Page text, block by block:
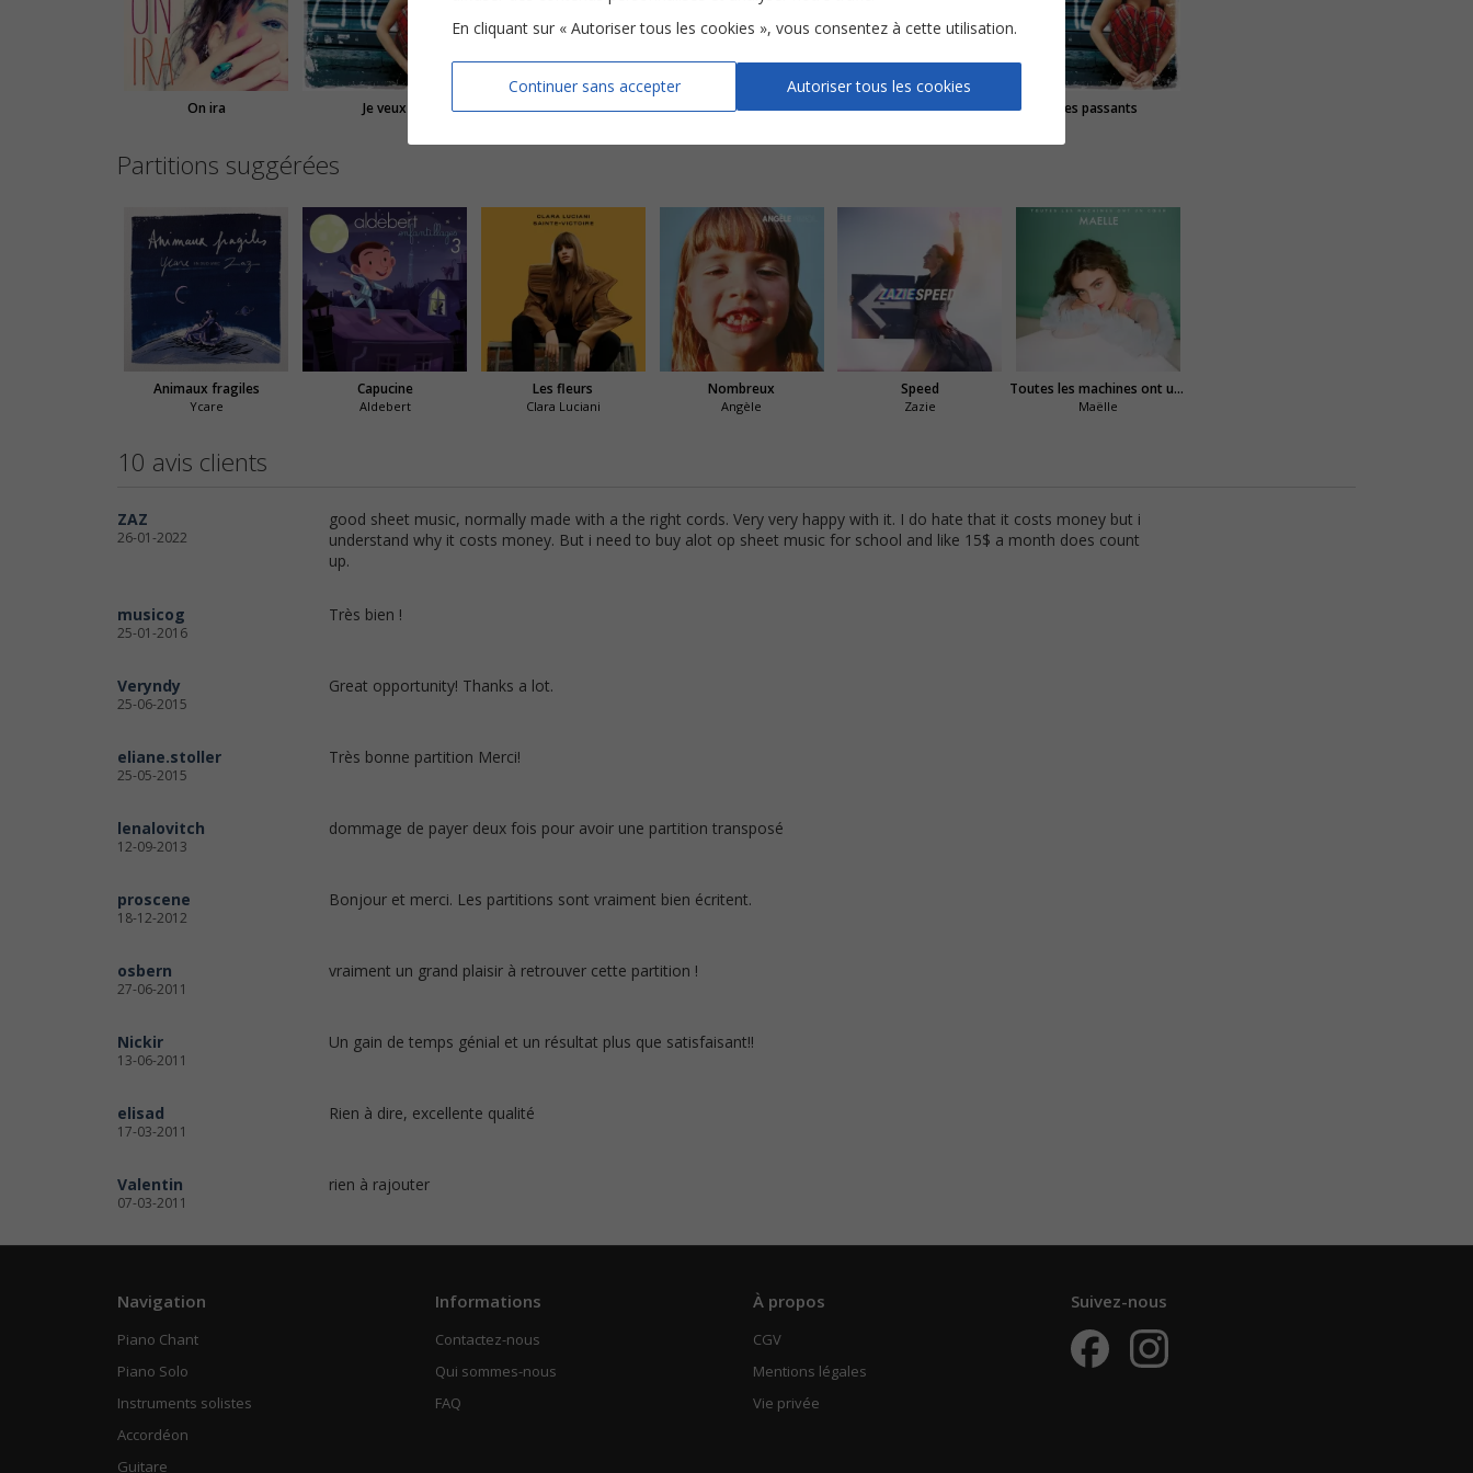
On ira Je veux Mon vrai moi Demain c'est toi Si Les passants
Partitions suggérées
Animaux fragiles
Ycare
Capucine
Aldebert
Les fleurs
Clara Luciani
Nombreux
Angèle
Speed
Zazie
Toutes les machines ont un coeur
Maëlle
10 avis clients
ZAZ
26-01-2022
good sheet music, normally made with a the right cords. Very very happy with it. I do hate that it costs money but i
understand why it costs money. But i need to buy alot op sheet music for school and like 15$ a month does count
up.
musicog
25-01-2016
Très bien !
Veryndy
25-06-2015
Great opportunity! Thanks a lot.
eliane.stoller
25-05-2015
Très bonne partition Merci!
lenalovitch
12-09-2013
dommage de payer deux fois pour avoir une partition transposé
proscene
18-12-2012
Bonjour et merci. Les partitions sont vraiment bien écritent.
osbern
27-06-2011
vraiment un grand plaisir à retrouver cette partition !
Nickir
13-06-2011
Un gain de temps génial et un résultat plus que satisfaisant!!
elisad
17-03-2011
Rien à dire, excellente qualité
Valentin
07-03-2011
rien à rajouter
Navigation
Piano Chant
Piano Solo
Instruments solistes
Accordéon
Guitare
Informations
Contactez-nous
Qui sommes-nous
FAQ
À propos
CGV
Mentions légales
Vie privée
Suivez-nous
En cliquant sur « Autoriser tous les cookies », vous consentez à cette utilisation.
Continuer sans accepter Autoriser tous les cookies